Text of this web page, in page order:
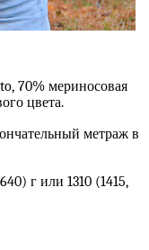
70% мериносовая
цвета.
метраж в
г или 1310 (1415,